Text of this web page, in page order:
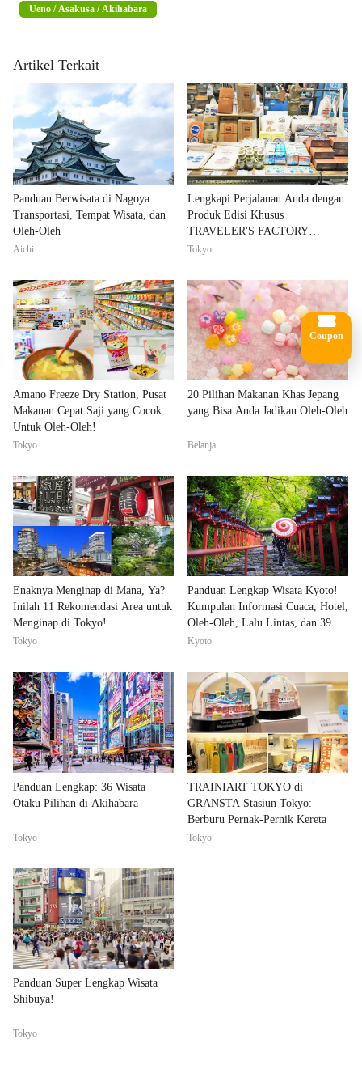
Ueno / Asakusa / Akihabara
Artikel Terkait
Panduan Berwisata di Nagoya:
Transportasi, Tempat Wisata, dan
Oleh-Oleh
Aichi
Lengkapi Perjalanan Anda dengan
Produk Edisi Khusus
TRAVELER'S FACTORY
STATION!
Tokyo
Amano Freeze Dry Station, Pusat
Makanan Cepat Saji yang Cocok
Untuk Oleh-Oleh!
Tokyo
20 Pilihan Makanan Khas Jepang
yang Bisa Anda Jadikan Oleh-Oleh
Belanja
Enaknya Menginap di Mana, Ya?
Inilah 11 Rekomendasi Area untuk
Menginap di Tokyo!
Tokyo
Panduan Lengkap Wisata Kyoto!
Kumpulan Informasi Cuaca, Hotel,
Oleh-Oleh, Lalu Lintas, dan 39
Tempat Wisata
Kyoto
Panduan Lengkap: 36 Wisata
Otaku Pilihan di Akihabara
Tokyo
TRAINIART TOKYO di
GRANSTA Stasiun Tokyo:
Berburu Pernak-Pernik Kereta
Tokyo
Panduan Super Lengkap Wisata
Shibuya!
Tokyo
Coupon